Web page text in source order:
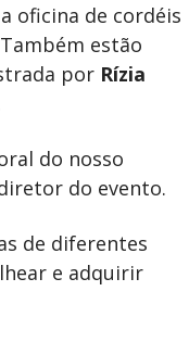
oficina de cordéis
estão
por Rízia
do nosso
do evento.
de diferentes
e adquirir